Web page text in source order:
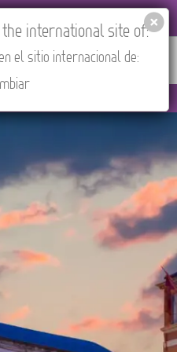
Find your Tour
international site of:
el sitio internacional de: